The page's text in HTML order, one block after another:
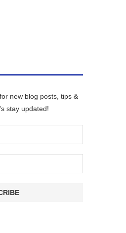
new blog posts, tips &
stay updated!